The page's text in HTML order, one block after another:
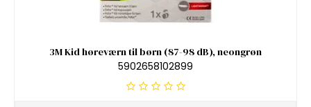
3M Kid høreværn til børn (87-98 dB), neongrøn
5902658102899